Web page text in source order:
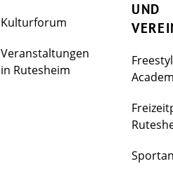
Kulturforum
Veranstaltungen
in Rutesheim
UND